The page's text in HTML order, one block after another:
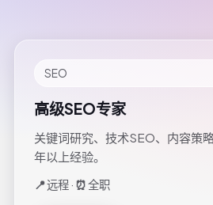
SEO
高级SEO专家
关键词研究、技术SEO、内容策
年以上经验。
📍远程 · ⏰全职